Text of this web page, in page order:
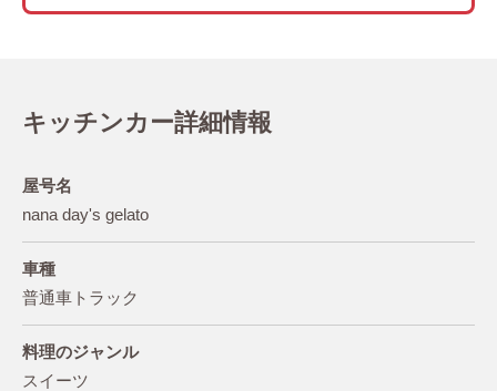
キッチンカー詳細情報
屋号名
nana day's gelato
車種
普通車トラック
料理のジャンル
スイーツ